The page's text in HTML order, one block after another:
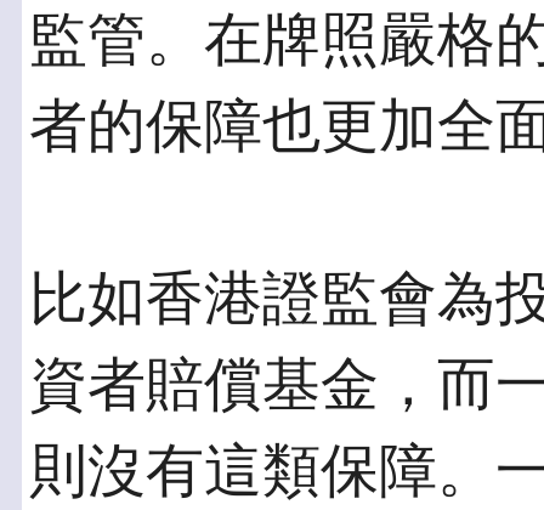
監管。在牌照嚴格
者的保障也更加全
比如香港證監會為
資者賠償基金，而
則沒有這類保障。